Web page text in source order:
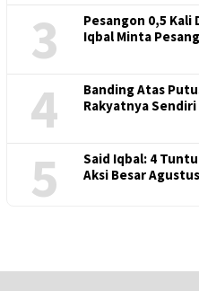
3
Pesangon 0,5 Kali
Iqbal Minta
4
Banding Atas
Rakyatnya Sendiri
5
Said Iqbal: 4
Aksi Besar